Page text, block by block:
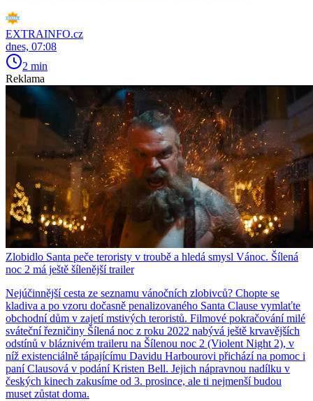
EXTRAINFO.cz
dnes, 07:08
2 min
Reklama
Zlobidlo Santa peče teroristy v troubě a hledá smysl Vánoc. Šílená
noc 2 má ještě šílenější trailer
Nejúčinnější cesta ze seznamu vánočních zlobivců? Chopte se
kladiva a po vzoru dočasně penalizovaného Santa Clause vymlaťte
obchodní dům v zajetí mstivých teroristů. Filmové pokračování milé
sváteční řezničiny Šílená noc z roku 2022 nabývá ještě krvavějších
odstínů v bláznivém traileru na Šílenou noc 2 (Violent Night 2), v
níž existenciálně tápajícímu Davidu Harbourovi přichází na pomoc i
paní Clausová v podání Kristen Bell. Jejich nápravnou nadílku v
českých kinech zakusíme od 3. prosince, ale ti nejmenší budou
muset zůstat doma.